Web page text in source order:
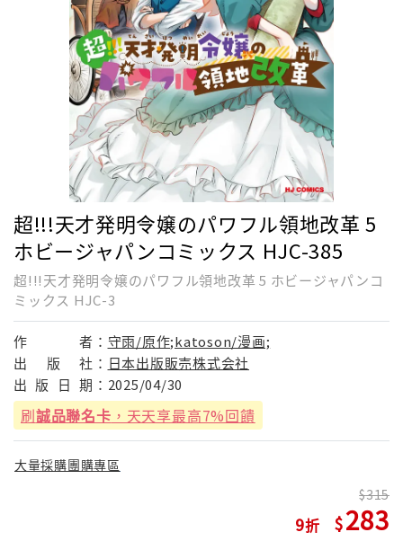
超!!!天才発明令嬢のパワフル領地改革 5
ホビージャパンコミックス HJC-385
超!!!天才発明令嬢のパワフル領地改革 5 ホビージャパンコ
ミックス HJC-3
作 者： 守雨/原作;katoson/漫画;
出
版 社： 日本出版販売株式会社
出 版 日 期： 2025/04/30
刷誠品聯名卡 ，天天享最高7%回饋
大量採購團購專區
9
315
283